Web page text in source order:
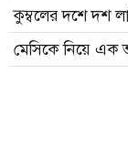
কুম্বলের দশে দশ
মেসিকে নিয়ে এক